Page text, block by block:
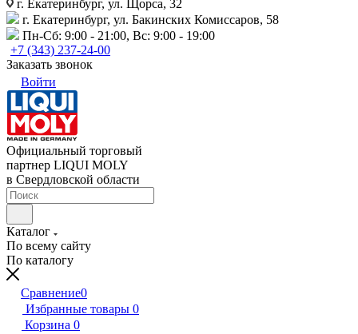
г. Екатеринбург, ул. Щорса, 32
г. Екатеринбург, ул. Бакинских Комиссаров, 58
Пн-Сб: 9:00 - 21:00, Вс: 9:00 - 19:00
+7 (343) 237-24-00
Заказать звонок
Войти
Официальный торговый
партнер LIQUI MOLY
в Свердловской области
Каталог
По всему сайту
По каталогу
Сравнение0
Избранные товары 0
Корзина 0